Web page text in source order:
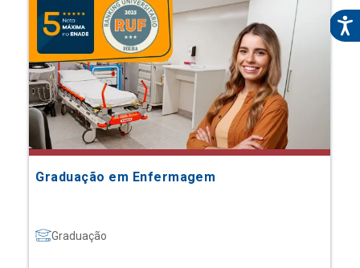
Graduação em Enfermagem
Graduação